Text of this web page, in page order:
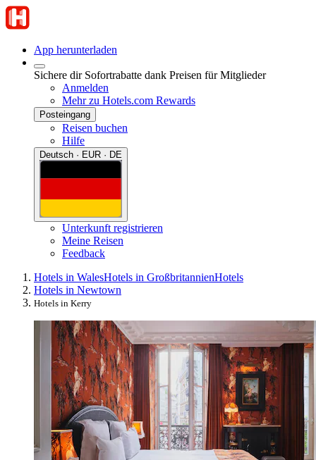
App herunterladen
Sichere dir Sofortrabatte dank Preisen für Mitglieder
Anmelden
Mehr zu Hotels.com Rewards
Posteingang
Reisen buchen
Hilfe
Deutsch · EUR · DE
Unterkunft registrieren
Meine Reisen
Feedback
Hotels in WalesHotels in GroßbritannienHotels
Hotels in Newtown
Hotels in Kerry